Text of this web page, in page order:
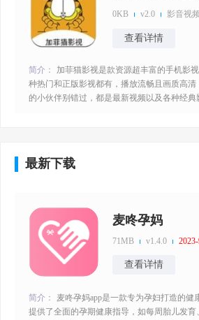
0KB v2.0 影音视频
查看详情
简介：
加菲猫影视是款资源超丰富的手机影
种热门和正版影视都有，播放流畅且画质高清
的小伙伴别错过，都是最新视频以及各种经典
最新下载
麦咚孕妈
71MB v1.4.0
查看详情
简介：
麦咚孕妈app是一款专为孕妇打造的健
提供了全面的孕期健康指导，如每周胎儿发